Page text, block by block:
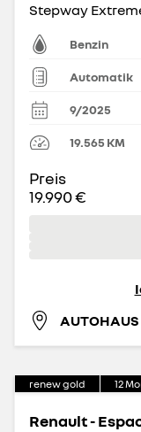
Stepway
Benzin
Automatik
9/2025
19.565 KM
Preis
19.990 €
renew gold 12
Renault -